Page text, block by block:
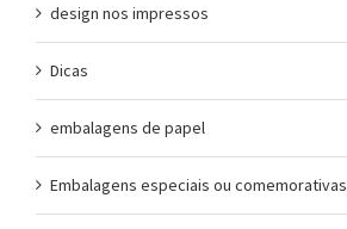
design nos impressos
Dicas
embalagens de papel
Embalagens especiais ou comemorativas